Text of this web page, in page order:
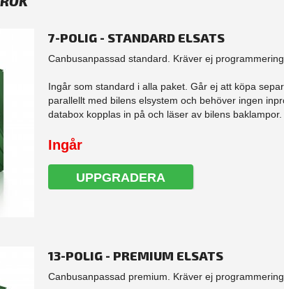
7-POLIG - STANDARD ELSATS
Canbusanpassad standard. Kräver ej programmering.
Ingår som standard i alla paket. Går ej att köpa
parallellt med bilens elsystem och behöver ingen
databox kopplas in på och läser av bilens baklampor.
Ingår
UPPGRADERA
13-POLIG - PREMIUM ELSATS
Canbusanpassad premium. Kräver ej programmering.